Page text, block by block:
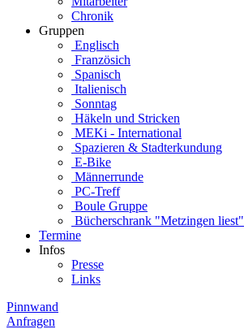
Chronik
Gruppen
Englisch
Französich
Spanisch
Italienisch
Sonntag
Häkeln und Stricken
MEKi - International
Spazieren & Stadterkundung
E-Bike
Männerrunde
PC-Treff
Boule Gruppe
Bücherschrank "Metzingen liest"
Termine
Infos
Presse
Links
Pinnwand
Anfragen